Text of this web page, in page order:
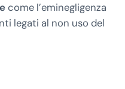
come l’eminegligenza
legati al non uso del